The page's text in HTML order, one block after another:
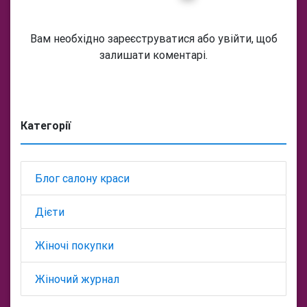
Вам необхідно зареєструватися або увійти, щоб
залишати коментарі.
Категорії
Блог салону краси
Дієти
Жіночі покупки
Жіночий журнал